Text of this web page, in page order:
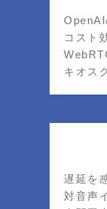
OpenAI
コスト
キオス
遅延を
対音声